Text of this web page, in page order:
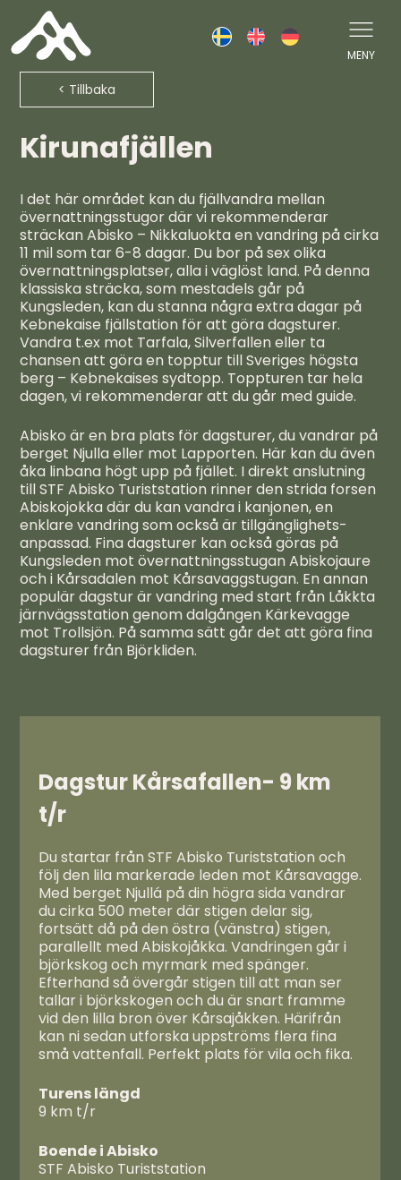
content
MENY
< Tillbaka
Kirunafjällen
I det här området kan du fjällvandra mellan
övernattningsstugor där vi rekommenderar
sträckan Abisko – Nikkaluokta en vandring på cirka
11 mil som tar 6-8 dagar. Du bor på sex olika
övernattningsplatser, alla i väglöst land. På denna
klassiska sträcka, som mestadels går på
Kungsleden, kan du stanna några extra dagar på
Kebnekaise fjällstation för att göra dagsturer.
Vandra t.ex mot Tarfala, Silverfallen eller ta
chansen att göra en topptur till Sveriges högsta
berg – Kebnekaises sydtopp. Toppturen tar hela
dagen, vi rekommenderar att du går med guide.
Abisko är en bra plats för dagsturer, du vandrar på
berget Njulla eller mot Lapporten. Här kan du även
åka linbana högt upp på fjället. I direkt anslutning
till STF Abisko Turiststation rinner den strida forsen
Abiskojokka där du kan vandra i kanjonen, en
enklare vandring som också är tillgänglighets-
anpassad. Fina dagsturer kan också göras på
Kungsleden mot övernattningsstugan Abiskojaure
och i Kårsadalen mot Kårsavaggstugan. En annan
populär dagstur är vandring med start från Låkkta
järnvägsstation genom dalgången Kärkevagge
mot Trollsjön. På samma sätt går det att göra fina
dagsturer från Björkliden.
Dagstur Kårsafallen- 9 km
t/r
Du startar från STF Abisko Turiststation och
följ den lila markerade leden mot Kårsavagge.
Med berget Njullá på din högra sida vandrar
du cirka 500 meter där stigen delar sig,
fortsätt då på den östra (vänstra) stigen,
parallellt med Abiskojåkka. Vandringen går i
björkskog och myrmark med spänger.
Efterhand så övergår stigen till att man ser
tallar i björkskogen och du är snart framme
vid den lilla bron över Kårsajåkken. Härifrån
kan ni sedan utforska uppströms flera fina
små vattenfall. Perfekt plats för vila och fika.
Turens längd
9 km t/r
Boende i Abisko
STF Abisko Turiststation